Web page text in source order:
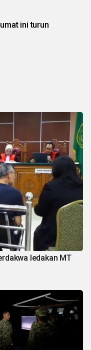
ini turun
ledakan MT